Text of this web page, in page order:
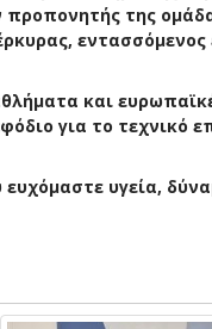
προπονητής της
εντασσόμενος
και
για το τεχνικό
υγεία,